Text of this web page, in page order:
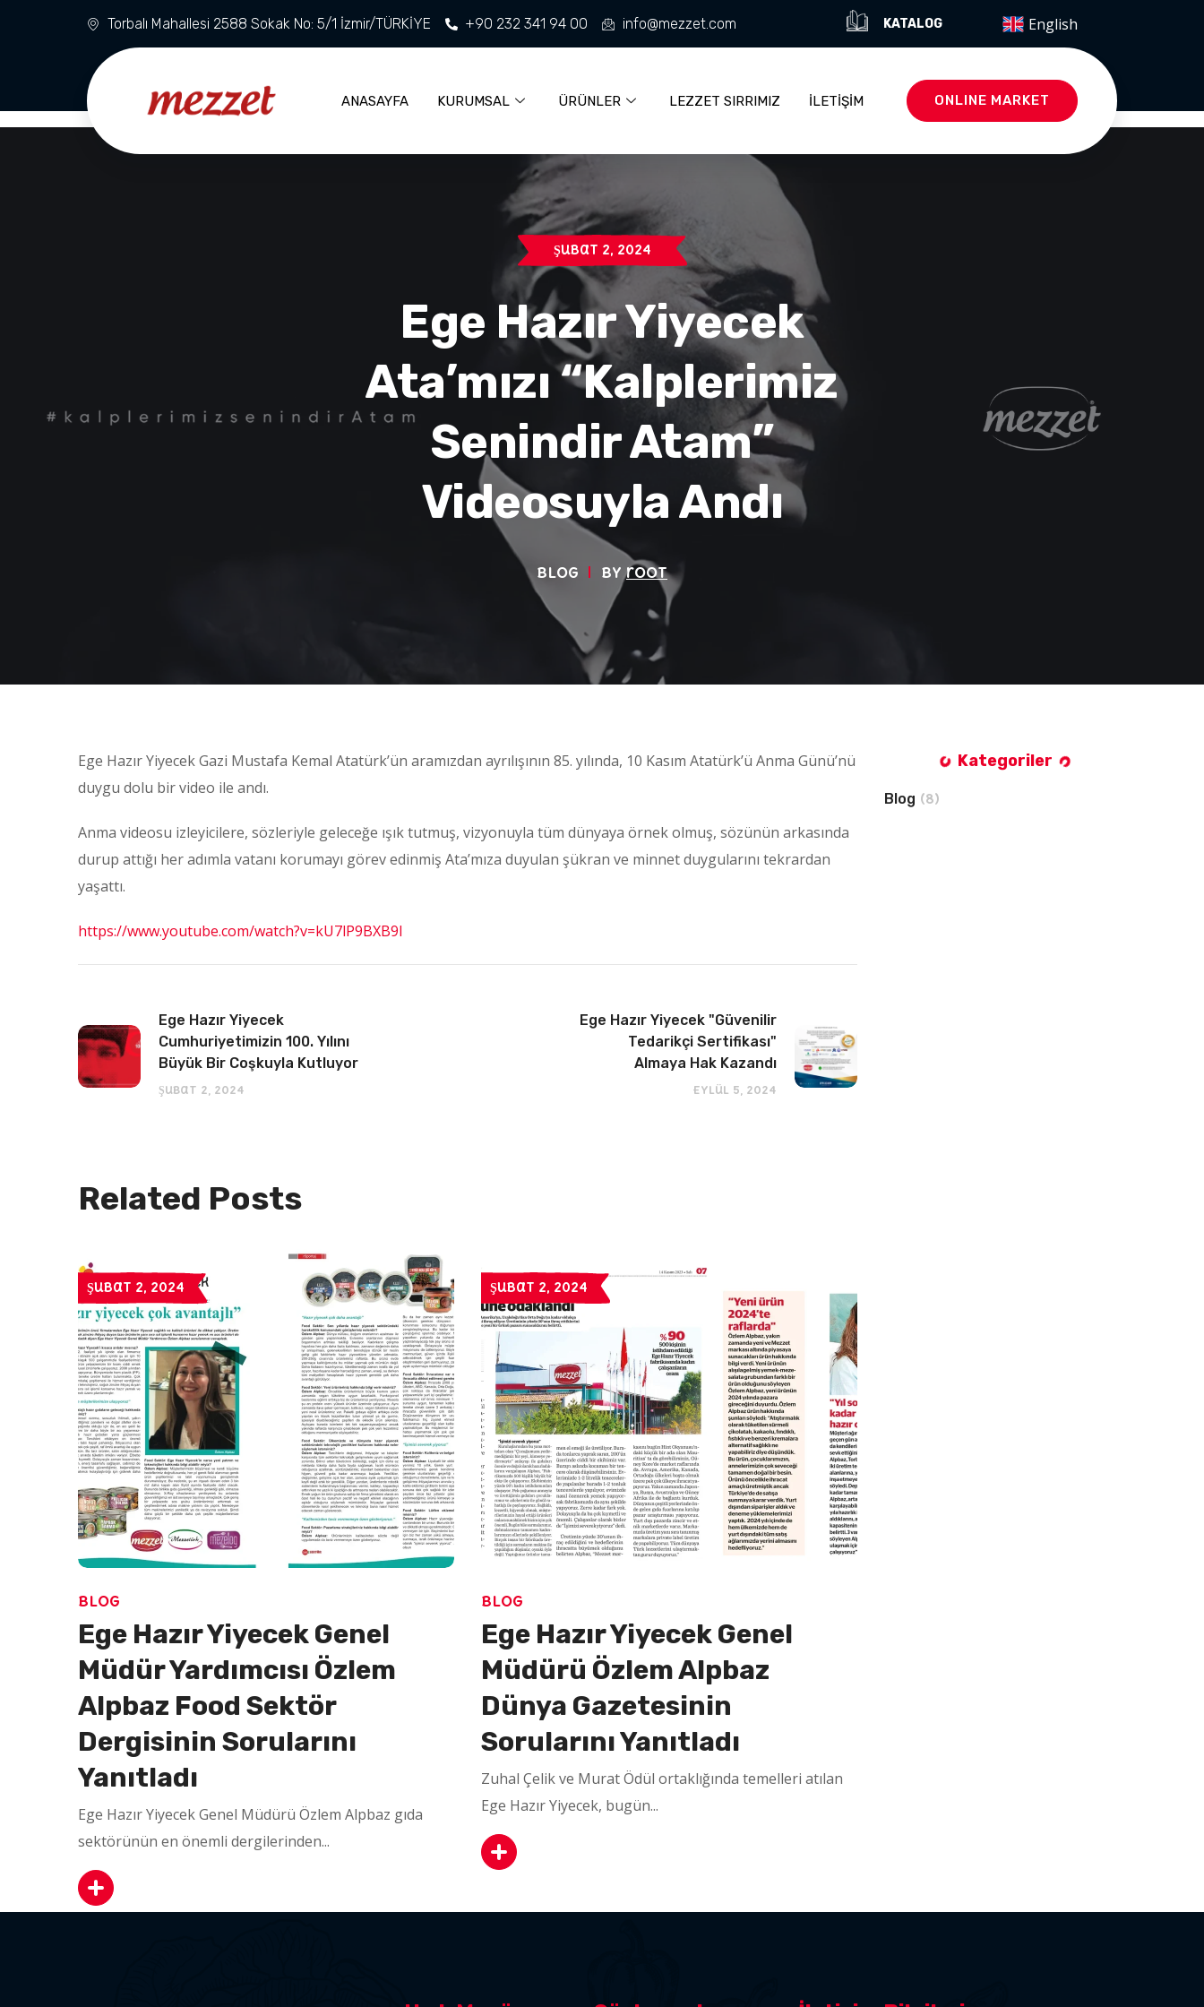
Torbalı Mahallesi 2588 Sokak No: 5/1 İzmir/TÜRKİYE +90 232 341 94 00 info@mezzet.com KATALOG English
ANASAYFA KURUMSAL ÜRÜNLER LEZZET SIRRIMIZ İLETIŞIM ONLINE MARKET
Şubat 2, 2024
Ege Hazır Yiyecek
Ata’mızı “Kalplerimiz
Senindir Atam”
Videosuyla Andı
Blog byroot
Ege Hazır Yiyecek Gazi Mustafa Kemal Atatürk’ün aramızdan ayrılışının 85. yılında, 10 Kasım Atatürk’ü Anma Günü’nü
duygu dolu bir video ile andı.
Anma videosu izleyicilere, sözleriyle geleceğe ışık tutmuş, vizyonuyla tüm dünyaya örnek olmuş, sözünün arkasında
durup attığı her adımla vatanı korumayı görev edinmiş Ata’mıza duyulan şükran ve minnet duygularını tekrardan
yaşattı.
https://www.youtube.com/watch?v=kU7lP9BXB9I
Ege Hazır Yiyecek
Cumhuriyetimizin 100. Yılını
Büyük Bir Coşkuyla Kutluyor
Şubat 2, 2024
Ege Hazır Yiyecek "Güvenilir
Tedarikçi Sertifikası"
Almaya Hak Kazandı
Eylül 5, 2024
Related Posts
Şubat 2, 2024
Blog
Ege Hazır Yiyecek Genel
Müdür Yardımcısı Özlem
Alpbaz Food Sektör
Dergisinin Sorularını
Yanıtladı
Ege Hazır Yiyecek Genel Müdürü Özlem Alpbaz gıda
sektörünün en önemli dergilerinden...
Şubat 2, 2024
Blog
Ege Hazır Yiyecek Genel
Müdürü Özlem Alpbaz
Dünya Gazetesinin
Sorularını Yanıtladı
Zuhal Çelik ve Murat Ödül ortaklığında temelleri atılan
Ege Hazır Yiyecek, bugün...
Kategoriler
Blog (8)